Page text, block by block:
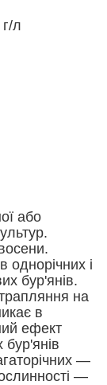
л
або
однорічних і
бур'янів.
на
в
ефект
бур'янів
—
—